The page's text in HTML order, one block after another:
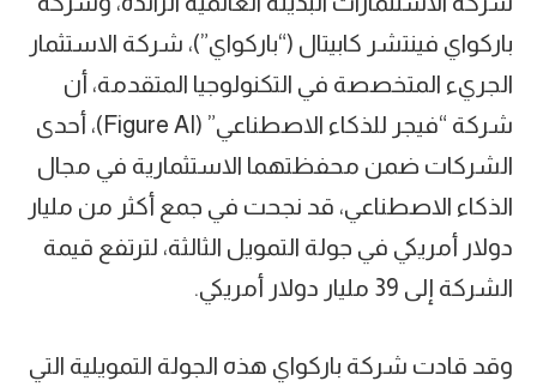
باركواي فينتشر كابيتال (“باركواي”)، شركة الاستثمار
الجريء المتخصصة في التكنولوجيا المتقدمة، أن
شركة “فيجر للذكاء الاصطناعي” (Figure AI)، أحدى
الشركات ضمن محفظتهما الاستثمارية في مجال
الذكاء الاصطناعي، قد نجحت في جمع أكثر من مليار
دولار أمريكي في جولة التمويل الثالثة، لترتفع قيمة
الشركة إلى 39 مليار دولار أمريكي.
وقد قادت شركة باركواي هذه الجولة التمويلية التي